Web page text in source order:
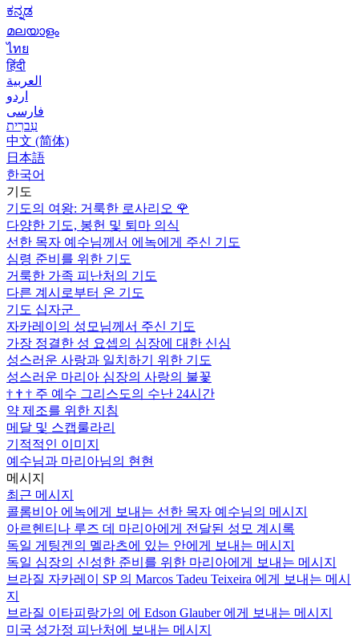
ಕನ್ನಡ
മലയാളം
ไทย
हिंदी
العربية
اردو
فارسی
עִברִית
中文 (简体)
日本語
한국어
기도
기도의 여왕: 거룩한 로사리오 🌹
다양한 기도, 봉헌 및 퇴마 의식
선한 목자 예수님께서 에녹에게 주신 기도
심령 준비를 위한 기도
거룩한 가족 피난처의 기도
다른 계시로부터 온 기도
기도 십자군
자카레이의 성모님께서 주신 기도
가장 정결한 성 요셉의 심장에 대한 신심
성스러운 사랑과 일치하기 위한 기도
성스러운 마리아 심장의 사랑의 불꽃
† † † 주 예수 그리스도의 수난 24시간
약 제조를 위한 지침
메달 및 스캡룰라리
기적적인 이미지
예수님과 마리아님의 현현
메시지
최근 메시지
콜롬비아 에녹에게 보내는 선한 목자 예수님의 메시지
아르헨티나 루즈 데 마리아에게 전달된 성모 계시록
독일 게팅겐의 멜라츠에 있는 안에게 보내는 메시지
독일 심장의 신성한 준비를 위한 마리아에게 보내는 메시지
브라질 자카레이 SP 의 Marcos Tadeu Teixeira 에게 보내는 메시
지
브라질 이타피랑가의 에 Edson Glauber 에게 보내는 메시지
미국 성가정 피난처에 보내는 메시지